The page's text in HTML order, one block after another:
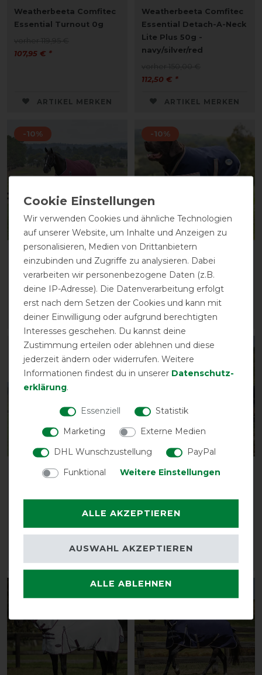
Weatherbeeta Comfitec
Essential Turnout 0g
107,95 € *
ARTIKEL MERKEN
Weatherbeeta Comfitec
Essential Detach-A-Neck
Lite Plus 50g -
navy/silver/red
112,50 € *
ARTIKEL MERKEN
Neu
-10%
Weatherbeeta Comfitec
Essential Turnout 50g
ARTIKEL MERKEN
-10%
Essential Dog Coat
vorher 35,50 €
ARTIKEL MERKEN
-10%
Weatherbeeta Comfitec
-10%
Weatherbeeta Comfitec
144,00 € *
Wir verwenden Cookies und ähnliche Technologien
auf unserer Website, um Inhalte und Anzeigen zu
personalisieren, Medien von Drittanbietern
einzubinden und Zugriffe zu analysieren. Dabei
verarbeiten wir personenbezogene Daten (z.B.
deine IP-Adresse). Die Datenverarbeitung erfolgt
erst nach dem Setzen der Cookies und kann mit
deiner Einwilligung oder aufgrund berechtigten
Interesses geschehen. Du kannst deine
Zustimmung erteilen oder ablehnen und diese
jederzeit ändern oder widerrufen. Weitere
Informationen findest du in unserer Daten­schutz­
erklärung.
Essenziell
Statistik
Marketing
Externe Medien
DHL Wunschzustellung
PayPal
Funktional
Weitere Einstellungen
ALLE AKZEPTIEREN
ALLE ABLEHNEN
AUSWAHL AKZEPTIEREN